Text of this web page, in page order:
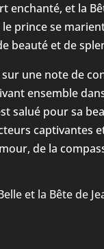
enchanté, et la
prince se
beauté et de
une note de
ensemble
salué pour sa
captivantes
de la
et la Bête de